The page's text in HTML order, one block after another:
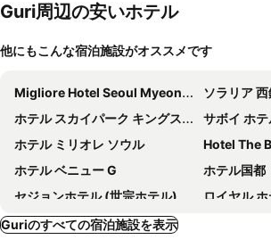
Guri周辺の安いホテル
他にもこんな宿泊施設がオススメです
Migliore Hotel Seoul Myeongdong
ソラリア 西
ホテル スカイパーク キングスタウン トンデムン
サボイ ホテ
ホテル ミリオレ ソウル
Hotel The
ホテル ベニュー G
ホテル国都
セジョンホテル (世宗ホテル)
ロイヤル
ロッテホテルソウル
Guriのすべての宿泊施設を表示